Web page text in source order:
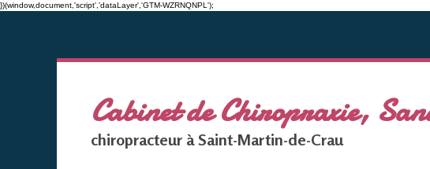
})(window,document,'script','dataLayer','GTM-WZRNQNPL');
Cabinet de Chiropraxie,
chiropracteur à Saint-Martin-de-Crau